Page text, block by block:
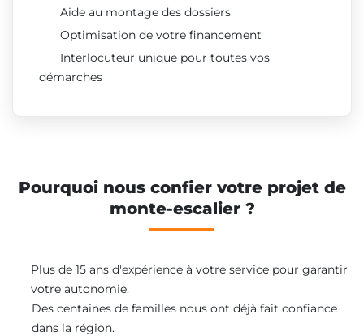
Aide au montage des dossiers
Optimisation de votre financement
Interlocuteur unique pour toutes vos
démarches
Pourquoi nous confier votre projet de
monte-escalier ?
Plus de 15 ans d'expérience à votre service pour garantir
votre autonomie.
Des centaines de familles nous ont déjà fait confiance
dans la région.